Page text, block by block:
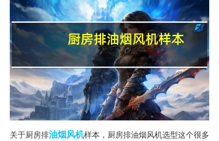
关于厨房排油烟风机样本，厨房排油烟风机选型这个很多